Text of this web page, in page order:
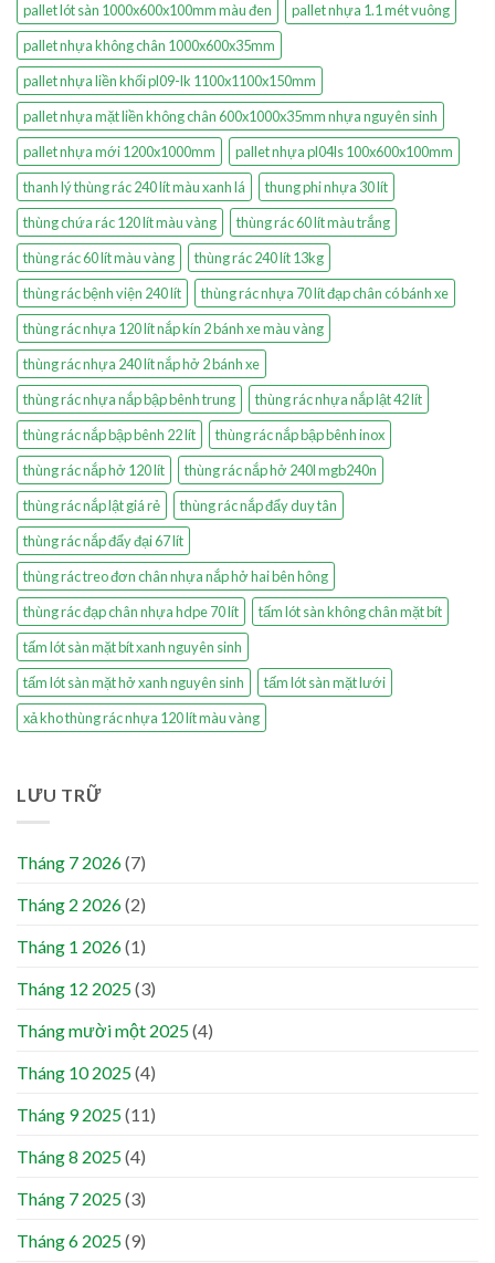
pallet lót sàn 1000x600x100mm màu đen
pallet nhựa 1.1 mét vuông
pallet nhựa không chân 1000x600x35mm
pallet nhựa liền khối pl09-lk 1100x1100x150mm
pallet nhựa mặt liền không chân 600x1000x35mm nhựa nguyên sinh
pallet nhựa mới 1200x1000mm
pallet nhựa pl04ls 100x600x100mm
thanh lý thùng rác 240 lít màu xanh lá
thung phi nhựa 30 lít
thùng chứa rác 120 lít màu vàng
thùng rác 60 lít màu trắng
thùng rác 60 lít màu vàng
thùng rác 240 lít 13kg
thùng rác bệnh viện 240 lít
thùng rác nhựa 70 lít đạp chân có bánh xe
thùng rác nhựa 120 lít nắp kín 2 bánh xe màu vàng
thùng rác nhựa 240 lít nắp hở 2 bánh xe
thùng rác nhựa nắp bập bênh trung
thùng rác nhựa nắp lật 42 lít
thùng rác nắp bập bênh 22 lít
thùng rác nắp bập bênh inox
thùng rác nắp hở 120 lít
thùng rác nắp hở 240l mgb240n
thùng rác nắp lật giá rẻ
thùng rác nắp đẩy duy tân
thùng rác nắp đẩy đại 67 lít
thùng rác treo đơn chân nhựa nắp hở hai bên hông
thùng rác đạp chân nhựa hdpe 70 lít
tấm lót sàn không chân mặt bít
tấm lót sàn mặt bít xanh nguyên sinh
tấm lót sàn mặt hở xanh nguyên sinh
tấm lót sàn mặt lưới
xả kho thùng rác nhựa 120 lít màu vàng
LƯU TRỮ
Tháng 7 2026(7)
Tháng 2 2026(2)
Tháng 1 2026(1)
Tháng 12 2025(3)
Tháng mười một 2025(4)
Tháng 10 2025(4)
Tháng 9 2025(11)
Tháng 8 2025(4)
Tháng 7 2025(3)
Tháng 6 2025(9)